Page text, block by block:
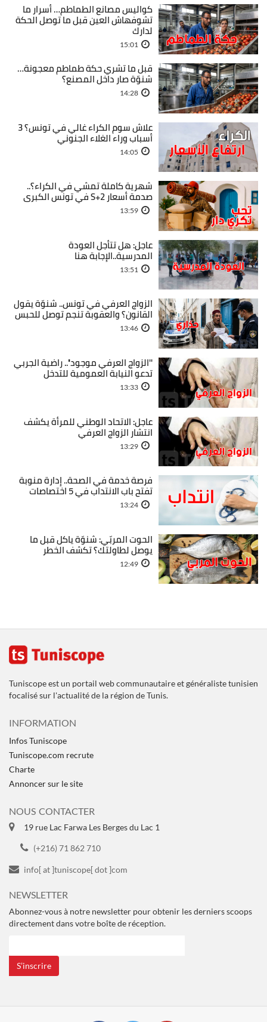
كواليس مصانع الطماطم… أسرار ما
تشوفهاش العين قبل ما توصل الحكة
لدارك
15:01
قبل ما تشري حكة طماطم معجونة…
شنوّة صار داخل المصنع؟
14:28
علاش سوم الكراء غالي في تونس؟ 3
أسباب وراء الغلاء الجنوني
14:05
شهرية كاملة تمشي في الكراء؟..
صدمة أسعار S+2 في تونس الكبرى
13:59
عاجل: هل تتأجل العودة
المدرسية..الإجابة هنا
13:51
الزواج العرفي في تونس.. شنوّة يقول
القانون؟ والعقوبة تنجم توصل للحبس
13:46
''الزواج العرفي موجود''.. راضية الجربي
تدعو النيابة العمومية للتدخل
13:33
عاجل: الاتحاد الوطني للمرأة يكشف
انتشار الزواج العرفي
13:29
فرصة خدمة في الصحة.. إدارة منوبة
تفتح باب الانتداب في 5 اختصاصات
13:24
الحوت المربّي: شنوّة ياكل قبل ما
يوصل لطاولتك؟ تكشف الخطر
12:49
Tuniscope est un portail web communautaire et généraliste tunisien
focalisé sur l'actualité de la région de Tunis.
INFORMATION
Infos Tuniscope
Tuniscope.com recrute
Charte
Annoncer sur le site
NOUS CONTACTER
19 rue Lac Farwa Les Berges du Lac 1
(+216) 71 862 710
info[ at ]tuniscope[ dot ]com
NEWSLETTER
Abonnez-vous à notre newsletter pour obtenir les derniers scoops
directement dans votre boîte de réception.
S’inscrire